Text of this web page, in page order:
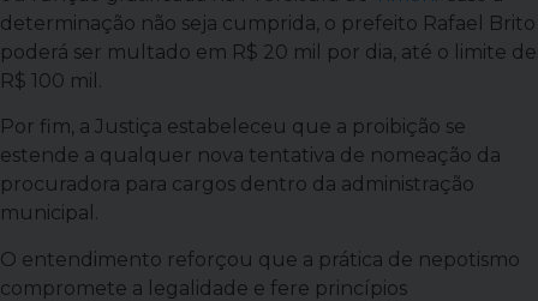
determinação não seja cumprida, o prefeito Rafael Brito
poderá ser multado em R$ 20 mil por dia, até o limite de
R$ 100 mil.
Por fim, a Justiça estabeleceu que a proibição se
estende a qualquer nova tentativa de nomeação da
procuradora para cargos dentro da administração
municipal.
O entendimento reforçou que a prática de nepotismo
compromete a legalidade e fere princípios